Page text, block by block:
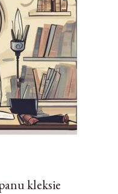
kleksie